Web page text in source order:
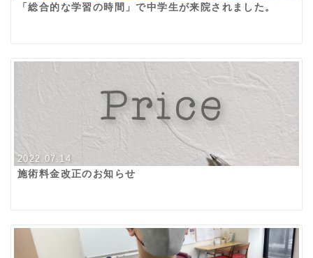
「総合的な学習の時間」で中学生が来院されました。
2022.07.14
施術料金改正のお知らせ